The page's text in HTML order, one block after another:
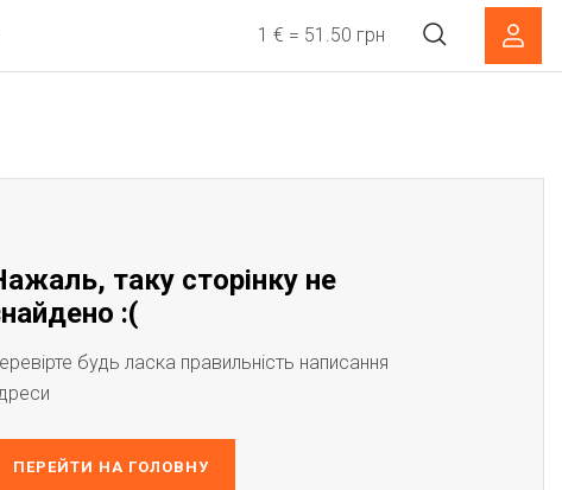
1 € = 51.50 грн
таку сторінку не
:(
будь ласка правильність написання
ПЕРЕЙТИ НА ГОЛОВНУ